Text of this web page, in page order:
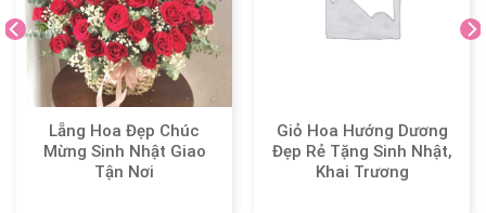
Lẵng Hoa Đẹp Chúc
Mừng Sinh Nhật Giao
Tận Nơi
Giỏ Hoa Hướng Dương
Đẹp Rẻ Tặng Sinh Nhật,
Khai Trương